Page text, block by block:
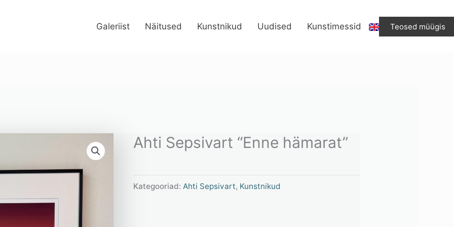
Galeriist Näitused Kunstnikud Uudised Kunstimessid Teosed müügis
Ahti Sepsivart “Enne hämarat”
Kategooriad: Ahti Sepsivart, Kunstnikud